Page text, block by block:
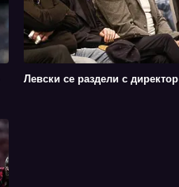
Левски се раздели с директор